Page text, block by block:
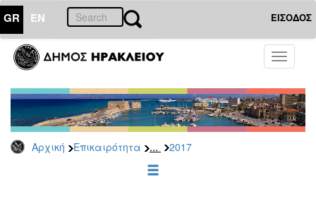
GR EN ΕΙΣΟΔΟΣ
Toggle
Αρχική Επικαιρότητα ... 2017
ΕΠΙΚΑΙΡΟΤΗΤΑ
Τύπου
Αρχείο
2026
2025